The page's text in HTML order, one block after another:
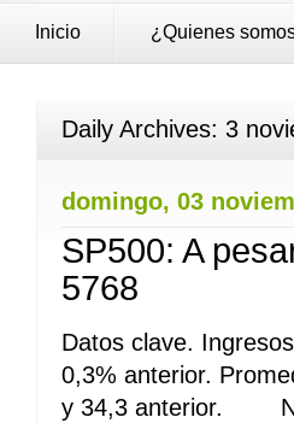
Inicio ¿Quienes
Daily Archives: 3
domingo, 03
SP500: A
5768
Datos clave.
0,3% anterior.
y 34,3 anterior.